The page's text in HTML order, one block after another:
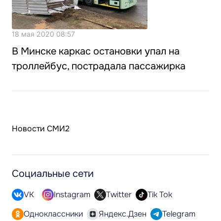
18 мая 2020 08:57
В Минске каркас остановки упал на
троллейбус, пострадала пассажирка
Новости СМИ2
Социальные сети
VK Instagram Twitter
Tik Tok
Одноклассники
Яндекс.Дзен
Telegram